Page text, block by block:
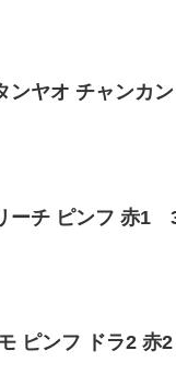
ヤオ チャンカ
ーチ ピンフ 赤
ピンフ ドラ2 赤